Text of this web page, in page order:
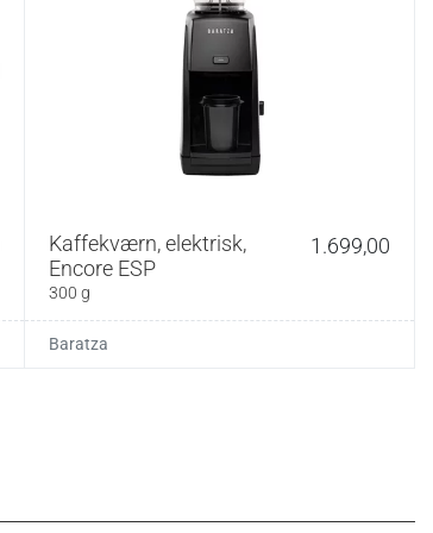
Kaffekværn, elektrisk,
Encore ESP
300 g
1.699,00
Baratza